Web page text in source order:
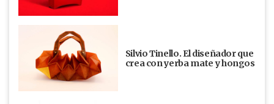
Silvio Tinello. El diseñador que
crea con yerba mate y hongos